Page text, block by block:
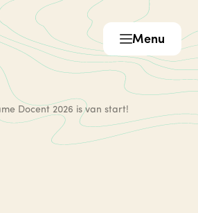
Menu
Docent 2026 is van start!